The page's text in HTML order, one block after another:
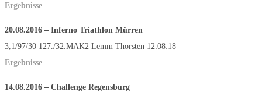
Ergebnisse
20.08.2016 – Inferno Triathlon Mürren
3,1/97/30 127./32.MAK2 Lemm Thorsten 12:08:18
Ergebnisse
14.08.2016 – Challenge Regensburg